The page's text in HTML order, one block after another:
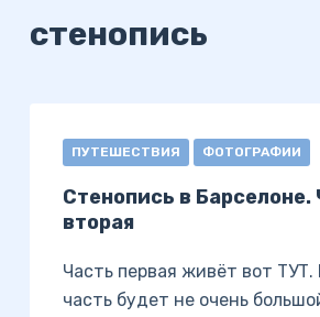
стенопись
ПУТЕШЕСТВИЯ ФОТОГРАФИИ
Стенопись в Барселоне.
вторая
Часть первая живёт вот ТУТ.
часть будет не очень